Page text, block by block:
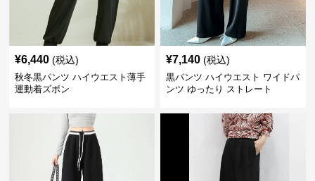
¥6,440 (税込)
秋冬黒パンツ ハイウエスト薄手
運動着ズボン
¥7,140 (税込)
黒パンツ ハイウエスト ワイドパ
ンツ ゆったり ストレート